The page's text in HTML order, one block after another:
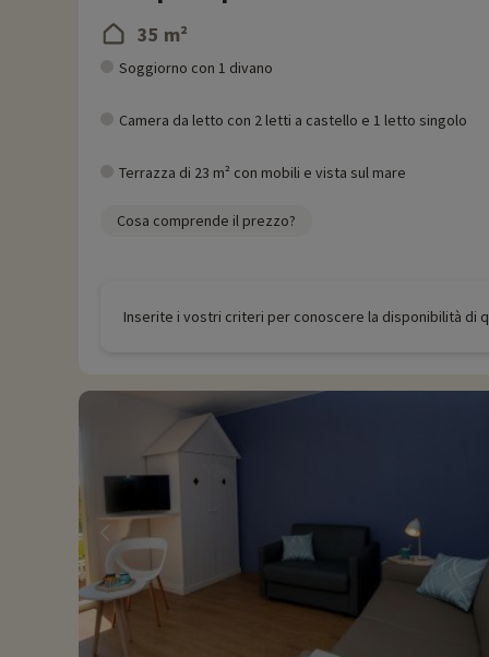
35 m²
Soggiorno con 1 divano
Camera da letto con 2 letti a castello e 1 letto singolo
Terrazza di 23 m² con mobili e vista sul mare
Cosa comprende il prezzo?
Inserite i vostri criteri per conoscere la disponibilità di